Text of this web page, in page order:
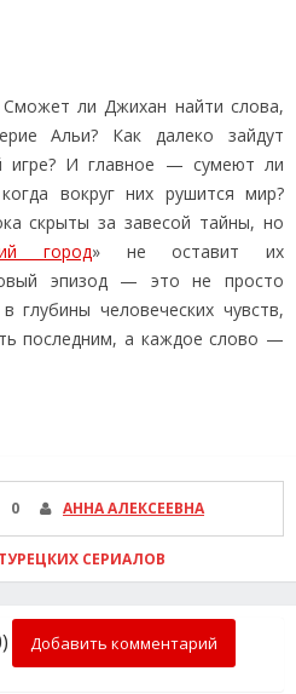
ли Джихан найти слова,
Альи? Как далеко зайдут
И главное — сумеют ли
вокруг них рушится мир?
скрыты за завесой тайны, но
город» не оставит их
эпизод — это не просто
глубины человеческих чувств,
последним, а каждое слово —
0 АННА АЛЕКСЕЕВНА
СЕРИАЛОВ
Добавить комментарий